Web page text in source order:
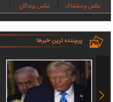
عکس وحشتناک عکس پرندگان
پربیننده ترین خبرها